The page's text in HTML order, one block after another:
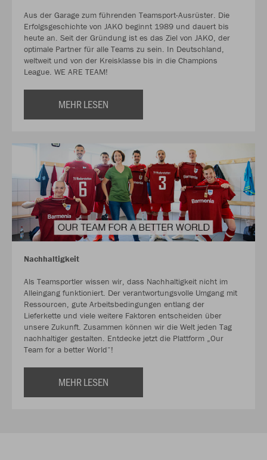
Aus der Garage zum führenden Teamsport-Ausrüster. Die
Erfolgsgeschichte von JAKO beginnt 1989 und dauert bis
heute an. Seit der Gründung ist es das Ziel von JAKO, der
optimale Partner für alle Teams zu sein. In Deutschland,
weltweit und von der Kreisklasse bis in die Champions
League. WE ARE TEAM!
MEHR LESEN
Nachhaltigkeit
Als Teamsportler wissen wir, dass Nachhaltigkeit nicht im
Alleingang funktioniert. Der verantwortungsvolle Umgang mit
Ressourcen, gute Arbeitsbedingungen entlang der
Lieferkette und viele weitere Faktoren entscheiden über
unsere Zukunft. Zusammen können wir die Welt jeden Tag
nachhaltiger gestalten. Entdecke jetzt die Plattform „Our
Team for a better World“!
MEHR LESEN